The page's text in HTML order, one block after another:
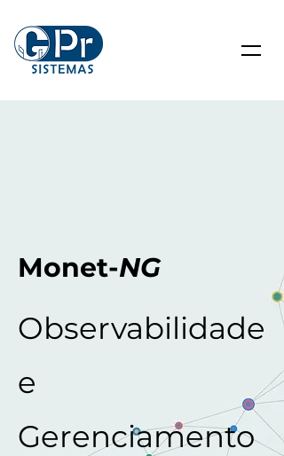
Monet-NG
Observabilidade
e
Gerenciamento